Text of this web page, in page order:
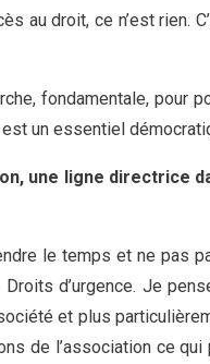
au droit, ce n’est rien.
fondamentale, pour
un essentiel
une ligne directrice
le temps et ne pas
d’urgence. Je
et plus
de l’association ce